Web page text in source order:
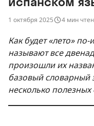
1 октября 2025 4 мин
Как будет «лето»
называют все
произошли их
базовый словарный
несколько